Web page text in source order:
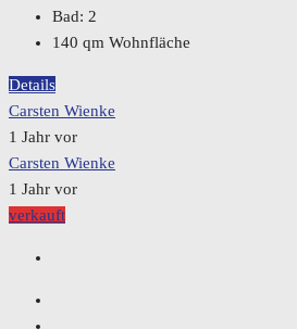
Bad: 2
140 qm Wohnfläche
Details
Carsten Wienke
1 Jahr vor
Carsten Wienke
1 Jahr vor
verkauft